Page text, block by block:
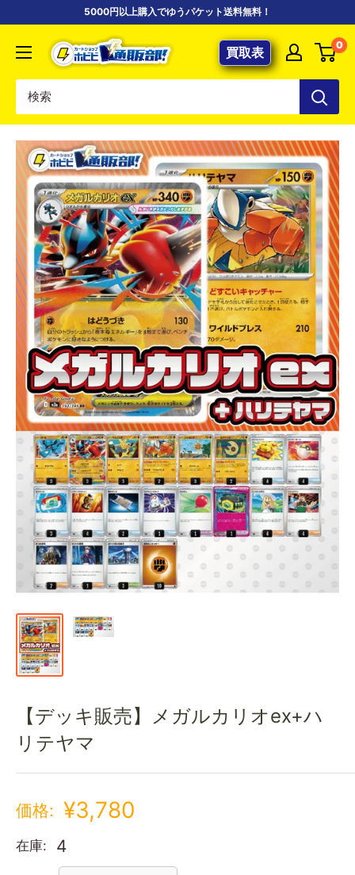
5000円以上購入でゆうパケット送料無料！
【ポ
ケ
専
門
店】
カ
ー
ド
シ
ョ
ッ
プ
ホ
ビ
ビ
通
販
部
買取表 0
【デッキ販売】メガルカリオex+ハ
リテヤマ
価格: ¥3,780
在庫: 4